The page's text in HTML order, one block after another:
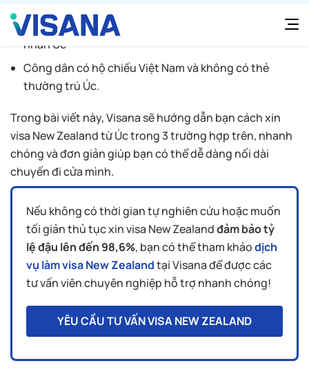
Công dân có hộ chiếu Việt Nam và có thẻ thường trú
nhân Úc
Công dân có hộ chiếu Việt Nam và không có thẻ
thường trú Úc.
Trong bài viết này, Visana sẽ hướng dẫn bạn cách xin
visa New Zealand từ Úc trong 3 trường hợp trên, nhanh
chóng và đơn giản giúp bạn có thể dễ dàng nối dài
chuyến đi cửa mình.
Nếu không có thời gian tự nghiên cứu hoặc muốn
tối giản thủ tục xin visa New Zealandđảm bảo tỷ
lệ đậu lên đến 98,6%, bạn có thể tham khảodịch
vụ làm visa New Zealandtại Visana để được các
tư vấn viên chuyên nghiệp hỗ trợ nhanh chóng!
YÊU CẦU TƯ VẤN VISA NEW ZEALAND